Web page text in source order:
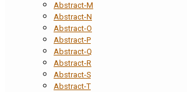
Abstract-M
Abstract-N
Abstract-O
Abstract-P
Abstract-Q
Abstract-R
Abstract-S
Abstract-T